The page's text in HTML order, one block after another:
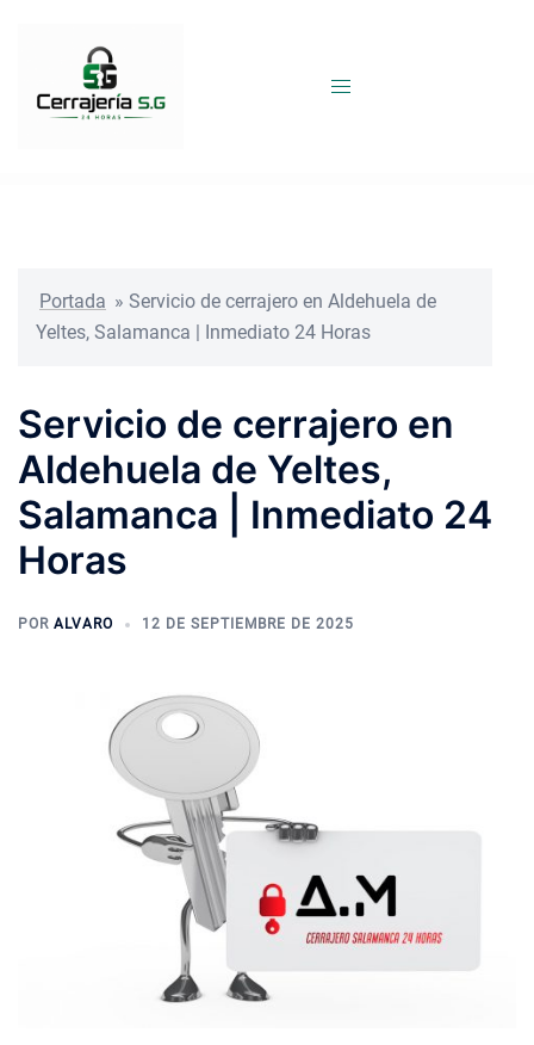
Portada » Servicio de cerrajero en Aldehuela de
Yeltes, Salamanca | Inmediato 24 Horas
Servicio de cerrajero en
Aldehuela de Yeltes,
Salamanca | Inmediato 24
Horas
POR ALVARO 12 DE SEPTIEMBRE DE 2025